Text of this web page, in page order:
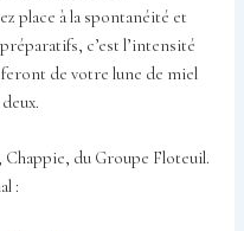
place à la spontanéité et
c’est l’intensité
de votre lune de miel
du Groupe Floteuil.
: